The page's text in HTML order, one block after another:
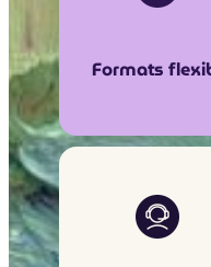
Formats